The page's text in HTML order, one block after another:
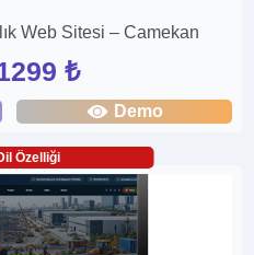
Web Sitesi – Camekan
₺
Demo
Özelliği